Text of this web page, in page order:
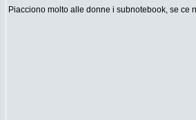
Piacciono molto alle donne i subnotebook, se ce